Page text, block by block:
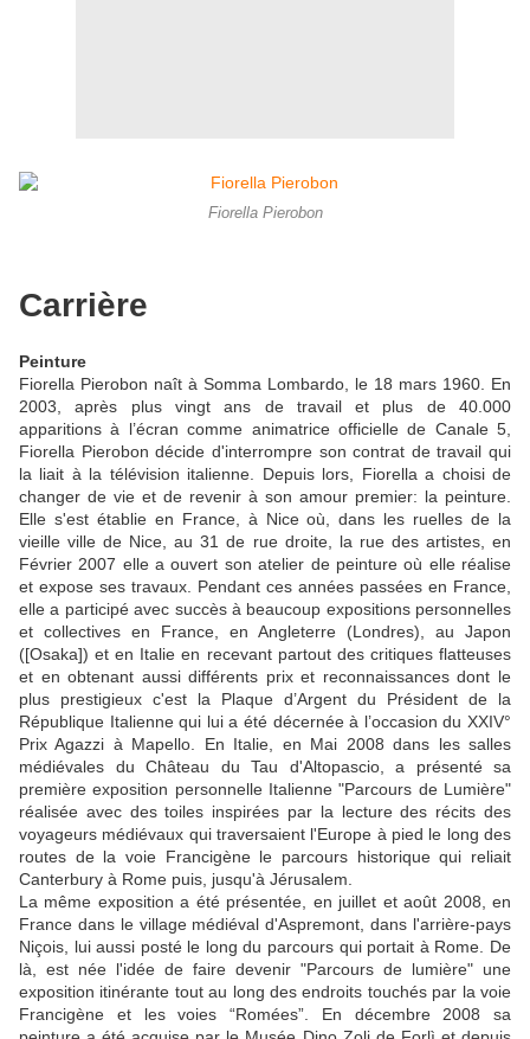
Fiorella Pierobon
Carrière
Peinture
Fiorella Pierobon naît à Somma Lombardo, le 18 mars 1960. En
2003, après plus vingt ans de travail et plus de 40.000
apparitions à l’écran comme animatrice officielle de Canale 5,
Fiorella Pierobon décide d'interrompre son contrat de travail qui
la liait à la télévision italienne. Depuis lors, Fiorella a choisi de
changer de vie et de revenir à son amour premier: la peinture.
Elle s'est établie en France, à Nice où, dans les ruelles de la
vieille ville de Nice, au 31 de rue droite, la rue des artistes, en
Février 2007 elle a ouvert son atelier de peinture où elle réalise
et expose ses travaux. Pendant ces années passées en France,
elle a participé avec succès à beaucoup expositions personnelles
et collectives en France, en Angleterre (Londres), au Japon
([Osaka]) et en Italie en recevant partout des critiques flatteuses
et en obtenant aussi différents prix et reconnaissances dont le
plus prestigieux c'est la Plaque d’Argent du Président de la
République Italienne qui lui a été décernée à l’occasion du XXIV°
Prix Agazzi à Mapello. En Italie, en Mai 2008 dans les salles
médiévales du Château du Tau d'Altopascio, a présenté sa
première exposition personnelle Italienne "Parcours de Lumière"
réalisée avec des toiles inspirées par la lecture des récits des
voyageurs médiévaux qui traversaient l'Europe à pied le long des
routes de la voie Francigène le parcours historique qui reliait
Canterbury à Rome puis, jusqu'à Jérusalem.
La même exposition a été présentée, en juillet et août 2008, en
France dans le village médiéval d'Aspremont, dans l'arrière-pays
Niçois, lui aussi posté le long du parcours qui portait à Rome. De
là, est née l'idée de faire devenir "Parcours de lumière" une
exposition itinérante tout au long des endroits touchés par la voie
Francigène et les voies “Romées”. En décembre 2008 sa